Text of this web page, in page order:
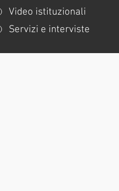
Video istituzionali
Servizi e interviste